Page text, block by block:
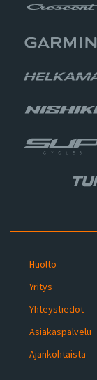
Huolto
Yritys
Yhteystiedot
Asiakaspalvelu
Ajankohtaista